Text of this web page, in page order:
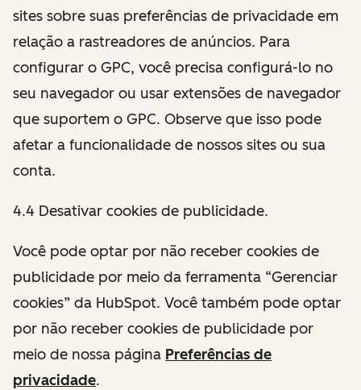
sites sobre suas preferências de privacidade em
relação a rastreadores de anúncios. Para
configurar o GPC, você precisa configurá-lo no
seu navegador ou usar extensões de navegador
que suportem o GPC. Observe que isso pode
afetar a funcionalidade de nossos sites ou sua
conta.
4.4 Desativar cookies de publicidade.
Você pode optar por não receber cookies de
publicidade por meio da ferramenta “Gerenciar
cookies” da HubSpot. Você também pode optar
por não receber cookies de publicidade por
meio de nossa página Preferências de
privacidade.